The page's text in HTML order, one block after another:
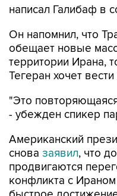
написал Галибаф в
Он напомнил, что
обещает новые
территории Ирана,
Тегеран хочет
"Это
- убежден спикер
Американский
снова заявил, что
продвигаются
конфликта с